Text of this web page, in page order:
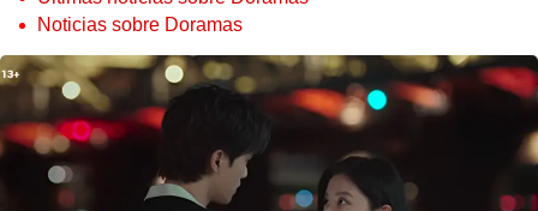
Noticias sobre Doramas